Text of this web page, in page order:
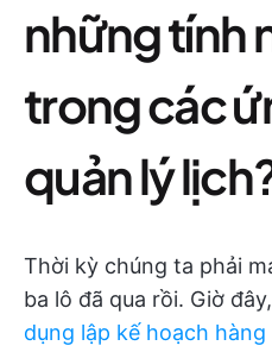
những tính
trong các
quản lý
Thời kỳ chúng ta phải
ba lô đã qua rồi. Giờ
dụng lập kế hoạch hàng